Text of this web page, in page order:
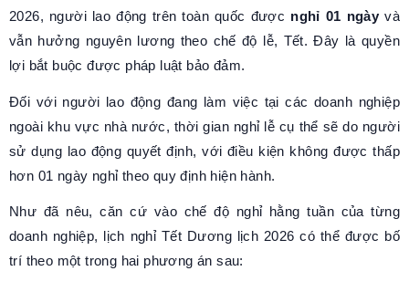
2026, người lao động trên toàn quốc được nghỉ 01 ngày và
vẫn hưởng nguyên lương theo chế độ lễ, Tết. Đây là quyền
lợi bắt buộc được pháp luật bảo đảm.
Đối với người lao động đang làm việc tại các doanh nghiệp
ngoài khu vực nhà nước, thời gian nghỉ lễ cụ thể sẽ do người
sử dụng lao động quyết định, với điều kiện không được thấp
hơn 01 ngày nghỉ theo quy định hiện hành.
Như đã nêu, căn cứ vào chế độ nghỉ hằng tuần của từng
doanh nghiệp, lịch nghỉ Tết Dương lịch 2026 có thể được bố
trí theo một trong hai phương án sau: